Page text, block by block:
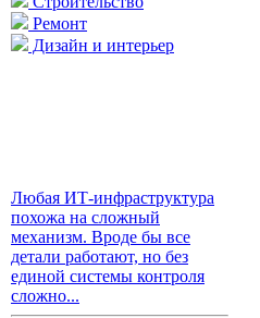
Ремонт
Дизайн и интерьер
Любая ИТ-инфраструктура
похожа на сложный
механизм. Вроде бы все
детали работают, но без
единой системы контроля
сложно...